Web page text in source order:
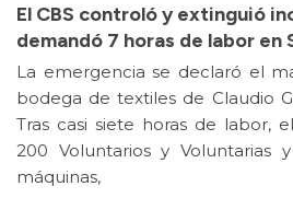
El CBS controló y extinguió
demandó 7 horas de labor en
La emergencia se declaró el
bodega de textiles de Claudio
Tras casi siete horas de labor,
200 Voluntarios y Voluntarias
máquinas,